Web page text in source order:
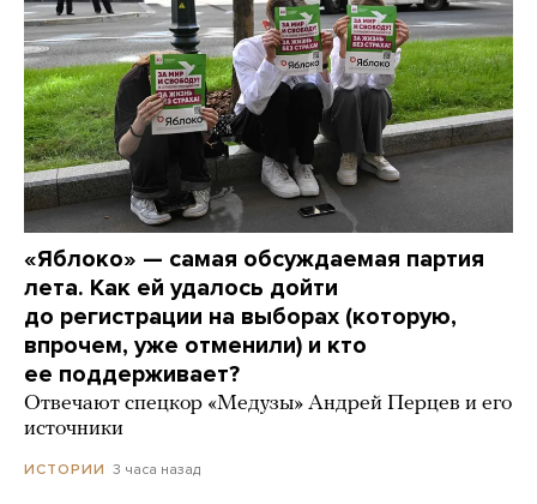
«Яблоко» — самая обсуждаемая партия
лета. Как ей удалось дойти
до регистрации на выборах (которую,
впрочем, уже отменили) и кто
ее поддерживает?
Отвечают спецкор «Медузы» Андрей Перцев и его
источники
ИСТОРИИ 3 часа назад